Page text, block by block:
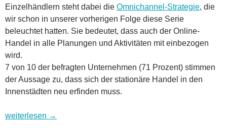
Einzelhändlern steht dabei die Omnichannel-Strategie, die
wir schon in unserer vorherigen Folge diese Serie
beleuchtet hatten. Sie bedeutet, dass auch der Online-
Handel in alle Planungen und Aktivitäten mit einbezogen
wird.
7 von 10 der befragten Unternehmen (71 Prozent) stimmen
der Aussage zu, dass sich der stationäre Handel in den
Innenstädten neu erfinden muss.
Wohin geht es in Digitalien? Folge 16: Digitalisierung im
weiterlesen →